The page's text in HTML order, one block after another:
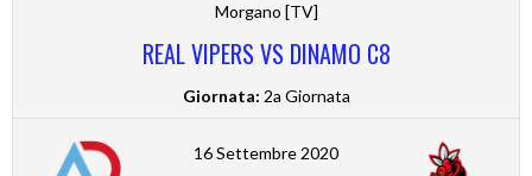
Morgano [TV]
REAL VIPERS VS DINAMO C8
Giornata: 2a Giornata
16 Settembre 2020